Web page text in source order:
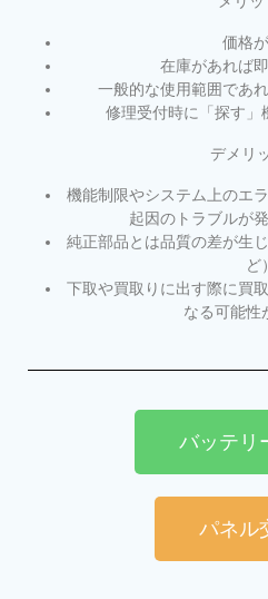
価格
在庫があれば
一般的な使用範囲であ
修理受付時に「探す」
デメリ
機能制限やシステム上のエ
起因のトラブルが
純正部品とは品質の差が生
ど）
下取や買取りに出す際に買
なる可能性
バッテリ
パネル